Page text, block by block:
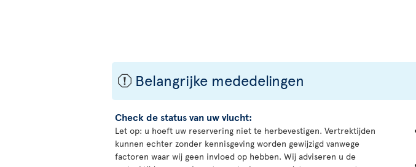
ü Belangrijke mededelingen
Check de status van uw vlucht:
Let op: u hoeft uw reservering niet te herbevestigen. Vertrektijden
kunnen echter zonder kennisgeving worden gewijzigd vanwege
factoren waar wij geen invloed op hebben. Wij adviseren u de